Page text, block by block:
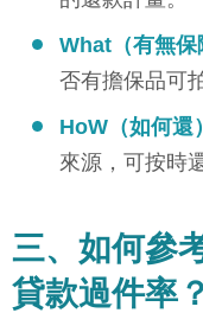
What（有無保
否有擔保品可
HoW（如何還
來源，可按時
三、如何參
貸款過件率？